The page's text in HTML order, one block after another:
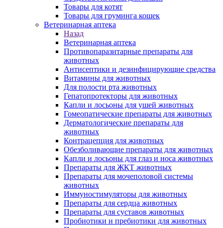
Товары для котят
Товары для груминга кошек
Ветеринарная аптека
Назад
Ветеринарная аптека
Противопаразитарные препараты для
животных
Антисептики и дезинфицирующие средства
Витамины для животных
Для полости рта животных
Гепатопротекторы для животных
Капли и лосьоны для ушей животных
Гомеопатические препараты для животных
Дерматологические препараты для
животных
Контрацепция для животных
Обезболивающие препараты для животных
Капли и лосьоны для глаз и носа животных
Препараты для ЖКТ животных
Препараты для мочеполовой системы
животных
Иммуностимуляторы для животных
Препараты для сердца животных
Препараты для суставов животных
Пробиотики и пребиотики для животных